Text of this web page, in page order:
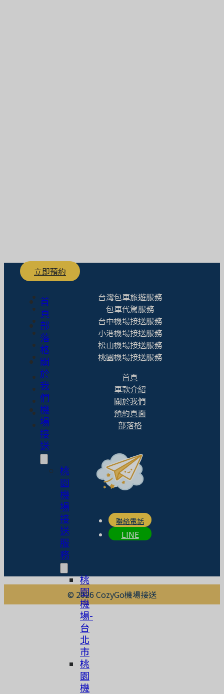
立即預約
首
頁
部
落
格
關
於
我
們
機
場
接
送
桃
園
機
場
接
送
服
務
桃
園
機
場-
台
北
市
桃
園
機
台灣包車旅遊服務
包車代駕服務
台中機場接送服務
小港機場接送服務
松山機場接送服務
桃園機場接送服務
首頁
車款介紹
關於我們
預約頁面
部落格
聯絡電話
LINE
© 2026 CozyGo機場接送